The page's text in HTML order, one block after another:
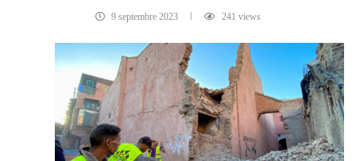
9 septembre 2023 241 views